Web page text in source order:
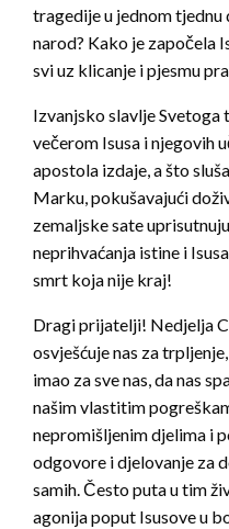
tragedije u jednom
narod? Kako je započela
svi uz klicanje i pjesmu
Izvanjsko slavlje Svetoga
večerom Isusa i njegovih
apostola izdaje, a što
Marku, pokušavajući
zemaljske sate
neprihvaćanja istine i
smrt koja nije kraj!
Dragi prijatelji! Nedjelja
osvješćuje nas za
imao za sve nas, da nas
našim vlastitim
nepromišljenim djelima i
odgovore i djelovanje za
samih. Često puta u tim
agonija poput Isusove u